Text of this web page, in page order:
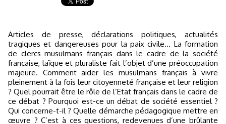
Articles de presse, déclarations politiques, actualités
tragiques et dangereuses pour la paix civile… La formation
de clercs musulmans français dans le cadre de la société
française, laïque et pluraliste fait l’objet d’une préoccupation
majeure. Comment aider les musulmans français à vivre
pleinement à la fois leur citoyenneté française et leur religion
? Quel pourrait être le rôle de l’Etat français dans le cadre de
ce débat ? Pourquoi est-ce un débat de société essentiel ?
Qui concerne-t-il ? Quelle démarche pédagogique mettre en
œuvre ? C’est à ces questions, redevenues d’une brûlante